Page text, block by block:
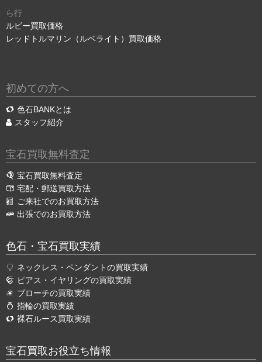
ら行
ルビー買取価格
レッドトルマリン（ルベライト）買取価格
初めての方へ
色石BANKとは
スタッフ紹介
宝石買取無料査定
宝石買取無料査定
宅配・郵送買取方法
ご来社でのお買取方法
出張でのお買取方法
色石・宝石買取実績
ネックレス・ペンダントの買取実績
ピアス・イヤリングの買取実績
ブローチの買取実績
指輪の買取実績
裸石ルース買取実績
宝石買取お役立ち情報